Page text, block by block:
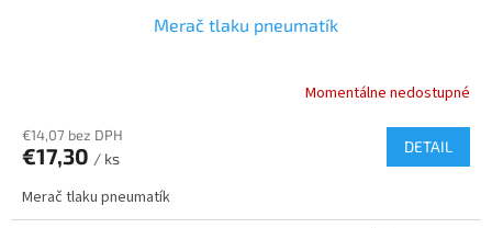
Merač tlaku pneumatík
Momentálne nedostupné
€14,07 bez DPH
€17,30 / ks
DETAIL
Merač tlaku pneumatík